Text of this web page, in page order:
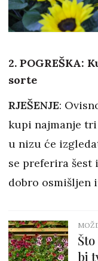
2. POGREŠKA:
sorte
RJEŠENJE:
kupi najmanje
u nizu će
se preferira šest
dobro osmišljen
bi